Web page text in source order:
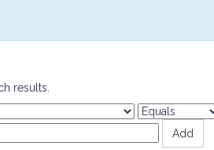
results.